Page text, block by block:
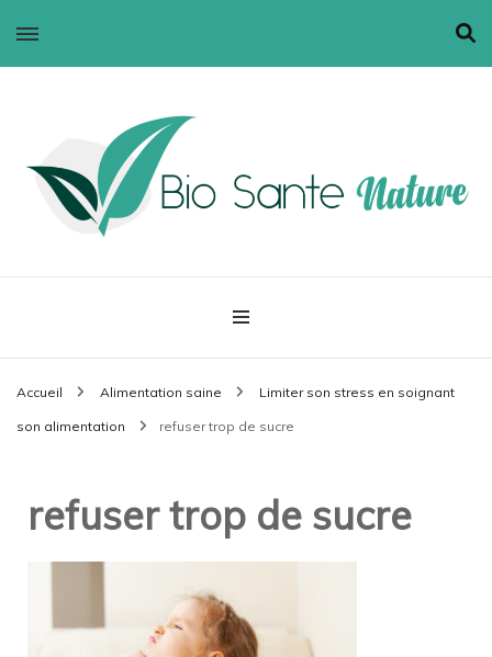
Bio santé nature
Accueil Alimentation saine Limiter son stress en soignant
son alimentation refuser trop de sucre
refuser trop de sucre